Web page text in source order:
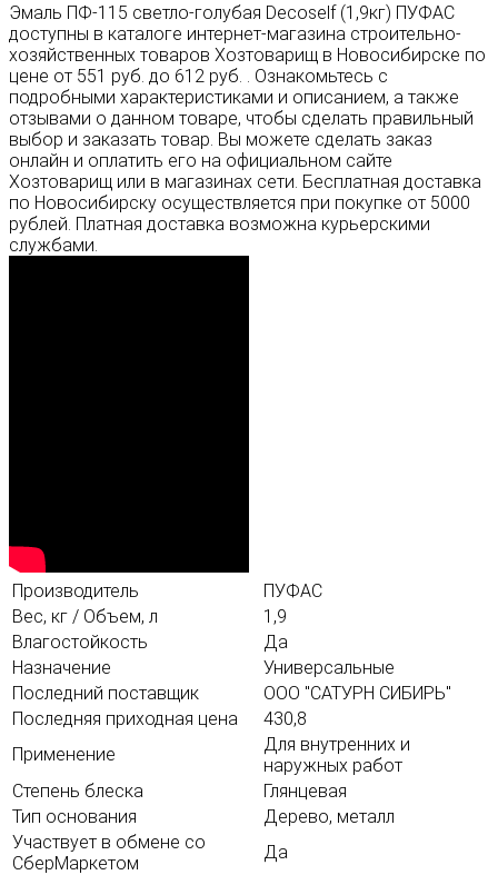
Эмаль ПФ-115 светло-голубая Decoself (1,9кг) ПУФАС
доступны в каталоге интернет-магазина строительно-
хозяйственных товаров Хозтоварищ в Новосибирске по
цене от 551 руб. до 612 руб. . Ознакомьтесь с
подробными характеристиками и описанием, а также
отзывами о данном товаре, чтобы сделать правильный
выбор и заказать товар. Вы можете сделать заказ
онлайн и оплатить его на официальном сайте
Хозтоварищ или в магазинах сети. Бесплатная доставка
по Новосибирску осуществляется при покупке от 5000
рублей. Платная доставка возможна курьерскими
службами.
Производитель
ПУФАС
Вес, кг / Объем, л
1,9
Влагостойкость
Да
Назначение
Универсальные
Последний поставщик
ООО "САТУРН СИБИРЬ"
Последняя приходная цена
430,8
Применение
Для внутренних и
наружных работ
Степень блеска
Глянцевая
Тип основания
Дерево, металл
Участвует в обмене со
СберМаркетом
Да